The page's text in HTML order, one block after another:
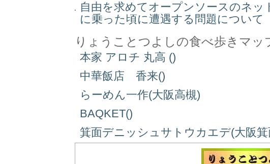
自由を求めてオープンソースのネ
に乗った頃に遭遇する問題について
りょうことつよしの食べ歩きマッ
本家 アロチ 丸高 ()
中華飯店 香来()
らーめん一作(大阪高槻)
BAQKET()
箕面デニッシュサトウカエデ(大阪箕